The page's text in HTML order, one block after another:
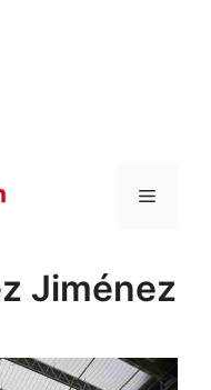
Menu
Jiménez